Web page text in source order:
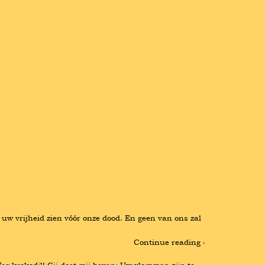
vrijheid zien vóór onze dood. En geen van ons zal
Continue reading ›